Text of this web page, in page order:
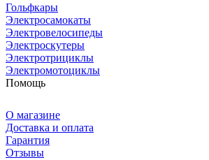
Гольфкары
Электросамокаты
Электровелосипеды
Электроскутеры
Электротрициклы
Электромотоциклы
Помощь
О магазине
Доставка и оплата
Гарантия
Отзывы